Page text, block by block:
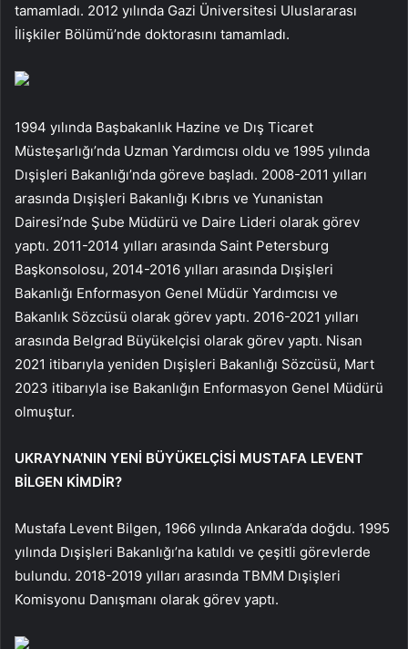
tamamladı. 2012 yılında Gazi Üniversitesi Uluslararası
İlişkiler Bölümü’nde doktorasını tamamladı.
1994 yılında Başbakanlık Hazine ve Dış Ticaret
Müsteşarlığı’nda Uzman Yardımcısı oldu ve 1995 yılında
Dışişleri Bakanlığı’nda göreve başladı. 2008-2011 yılları
arasında Dışişleri Bakanlığı Kıbrıs ve Yunanistan
Dairesi’nde Şube Müdürü ve Daire Lideri olarak görev
yaptı. 2011-2014 yılları arasında Saint Petersburg
Başkonsolosu, 2014-2016 yılları arasında Dışişleri
Bakanlığı Enformasyon Genel Müdür Yardımcısı ve
Bakanlık Sözcüsü olarak görev yaptı. 2016-2021 yılları
arasında Belgrad Büyükelçisi olarak görev yaptı. Nisan
2021 itibarıyla yeniden Dışişleri Bakanlığı Sözcüsü, Mart
2023 itibarıyla ise Bakanlığın Enformasyon Genel Müdürü
olmuştur.
UKRAYNA’NIN YENİ BÜYÜKELÇİSİ MUSTAFA LEVENT
BİLGEN KİMDİR?
Mustafa Levent Bilgen, 1966 yılında Ankara’da doğdu. 1995
yılında Dışişleri Bakanlığı’na katıldı ve çeşitli görevlerde
bulundu. 2018-2019 yılları arasında TBMM Dışişleri
Komisyonu Danışmanı olarak görev yaptı.